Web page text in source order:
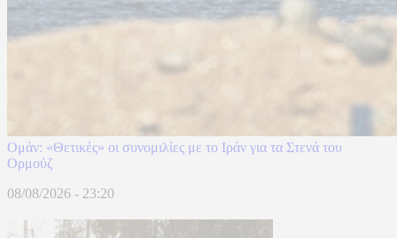
Ομάν: «Θετικές» οι συνομιλίες με το Ιράν για τα Στενά του
Ορμούζ
08/08/2026 - 23:20